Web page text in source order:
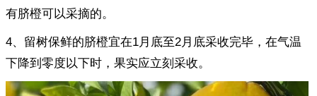
有脐橙可以采摘的。
4、留树保鲜的脐橙宜在1月底至2月底采收完毕，在气温
下降到零度以下时，果实应立刻采收。